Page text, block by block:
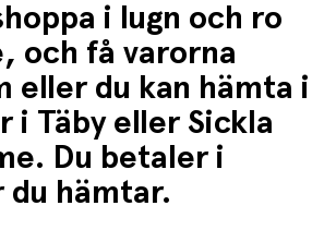
i lugn och ro
och få varorna
eller du kan hämta i
i Täby eller Sickla
Du betaler i
du hämtar.